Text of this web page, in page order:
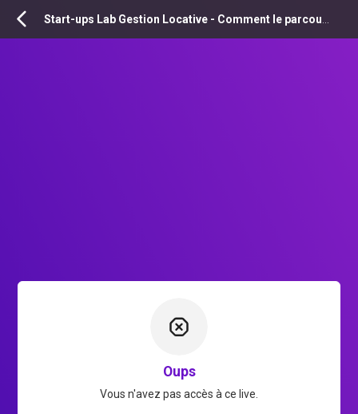
INSCRIPTION
Oups
Vous n'avez pas accès à ce live.